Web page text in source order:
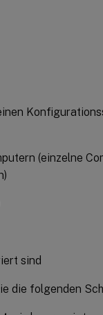
(einzelne
sind
die folgenden